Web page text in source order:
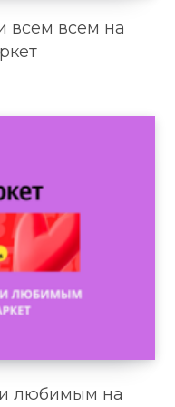
всем всем на
любимым на